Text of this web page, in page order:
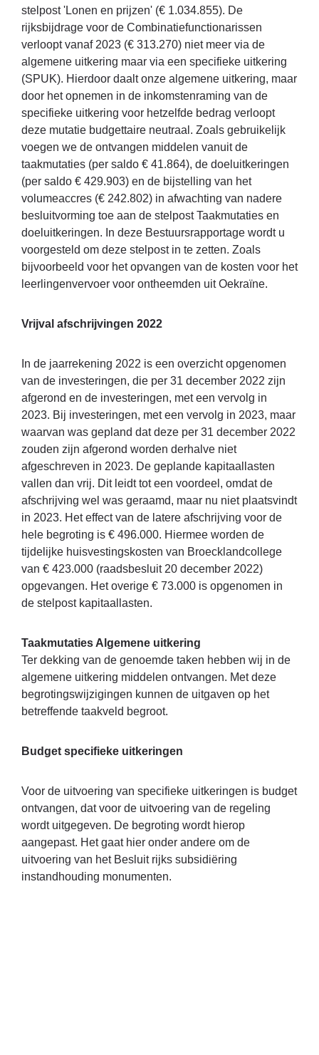
stelpost 'Lonen en prijzen' (€ 1.034.855). De
rijksbijdrage voor de Combinatiefunctionarissen
verloopt vanaf 2023 (€ 313.270) niet meer via de
algemene uitkering maar via een specifieke uitkering
(SPUK). Hierdoor daalt onze algemene uitkering, maar
door het opnemen in de inkomstenraming van de
specifieke uitkering voor hetzelfde bedrag verloopt
deze mutatie budgettaire neutraal. Zoals gebruikelijk
voegen we de ontvangen middelen vanuit de
taakmutaties (per saldo € 41.864), de doeluitkeringen
(per saldo € 429.903) en de bijstelling van het
volumeaccres (€ 242.802) in afwachting van nadere
besluitvorming toe aan de stelpost Taakmutaties en
doeluitkeringen. In deze Bestuursrapportage wordt u
voorgesteld om deze stelpost in te zetten. Zoals
bijvoorbeeld voor het opvangen van de kosten voor het
leerlingenvervoer voor ontheemden uit Oekraïne.
Vrijval afschrijvingen 2022
In de jaarrekening 2022 is een overzicht opgenomen
van de investeringen, die per 31 december 2022 zijn
afgerond en de investeringen, met een vervolg in
2023. Bij investeringen, met een vervolg in 2023, maar
waarvan was gepland dat deze per 31 december 2022
zouden zijn afgerond worden derhalve niet
afgeschreven in 2023. De geplande kapitaallasten
vallen dan vrij. Dit leidt tot een voordeel, omdat de
afschrijving wel was geraamd, maar nu niet plaatsvindt
in 2023. Het effect van de latere afschrijving voor de
hele begroting is € 496.000. Hiermee worden de
tijdelijke huisvestingskosten van Broecklandcollege
van € 423.000 (raadsbesluit 20 december 2022)
opgevangen. Het overige € 73.000 is opgenomen in
de stelpost kapitaallasten.
Taakmutaties Algemene uitkering
Ter dekking van de genoemde taken hebben wij in de
algemene uitkering middelen ontvangen. Met deze
begrotingswijzigingen kunnen de uitgaven op het
betreffende taakveld begroot.
Budget specifieke uitkeringen
Voor de uitvoering van specifieke uitkeringen is budget
ontvangen, dat voor de uitvoering van de regeling
wordt uitgegeven. De begroting wordt hierop
aangepast. Het gaat hier onder andere om de
uitvoering van het Besluit rijks subsidiëring
instandhouding monumenten.